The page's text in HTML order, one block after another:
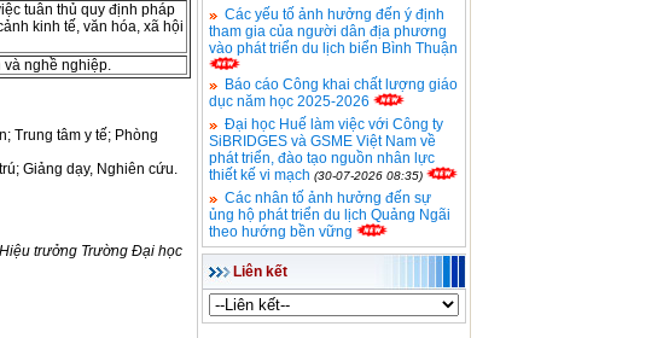
tuân thủ quy định pháp
kinh tế, văn hóa, xã hội
và nghề nghiệp.
Trung tâm y tế; Phòng
Giảng dạy, Nghiên cứu.
Hiệu trưởng Trường Đại học
Các yếu tố ảnh hưởng đến ý định
tham gia của người dân địa phương
vào phát triển du lịch biển Bình Thuận
Báo cáo Công khai chất lượng giáo
dục năm học 2025-2026
Đại học Huế làm việc với Công ty
SiBRIDGES và GSME Việt Nam về
phát triển, đào tạo nguồn nhân lực
thiết kế vi mạch (30-07-2026 08:35)
Các nhân tố ảnh hưởng đến sự
ủng hộ phát triển du lịch Quảng Ngãi
theo hướng bền vững
Liên kết